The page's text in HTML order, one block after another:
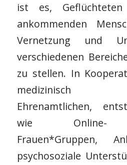
ist es,
ankommenden
Vernetzung und
verschiedenen
zu stellen. In
medizinisch
Ehrenamtlichen,
wie Online-
Frauen*Gruppen,
psychosoziale